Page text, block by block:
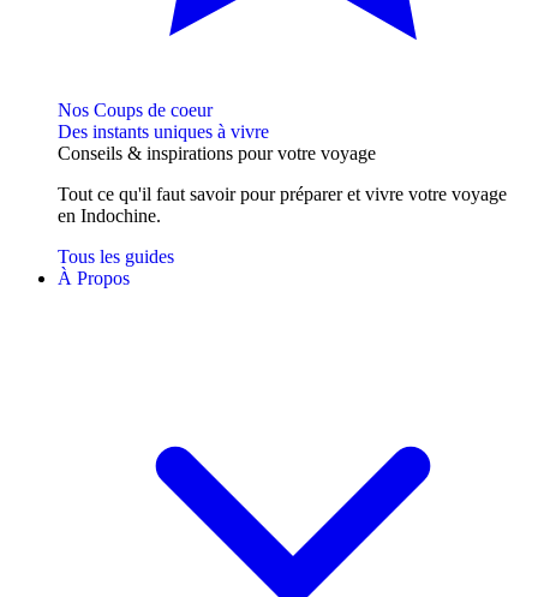
Nos Coups de coeur
Des instants uniques à vivre
Conseils & inspirations pour votre voyage
Tout ce qu'il faut savoir pour préparer et vivre votre voyage
en Indochine.
Tous les guides
À Propos